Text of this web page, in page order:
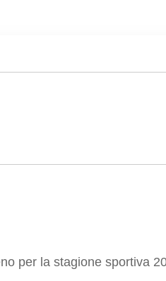
per la stagione sportiva